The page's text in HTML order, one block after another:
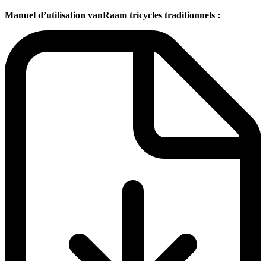
Manuel d’utilisation vanRaam tricycles traditionnels :